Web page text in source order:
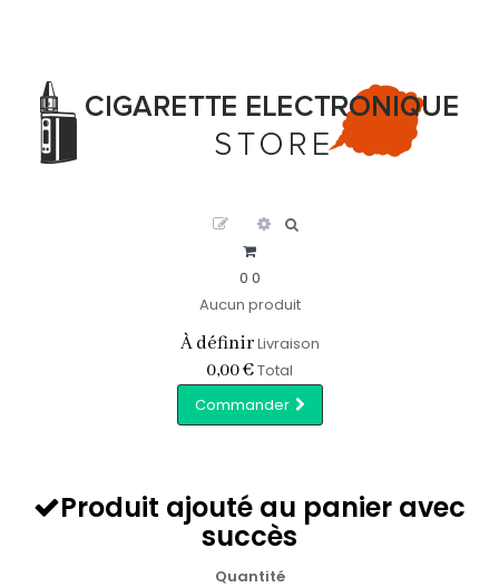
0 0
Aucun produit
À définirLivraison
0,00 €Total
Commander
Produit ajouté au panier avec
succès
Quantité